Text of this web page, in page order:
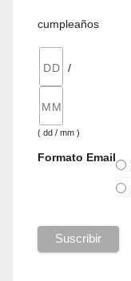
cumpleaños
/
( dd / mm )
Formato Email